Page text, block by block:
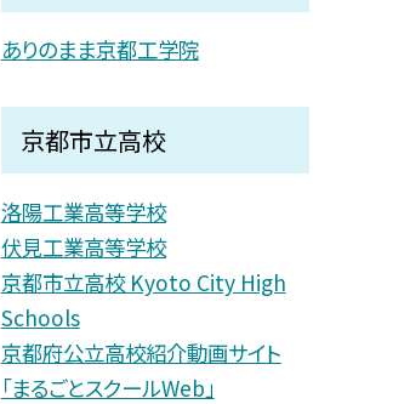
ありのまま京都工学院
京都市立高校
洛陽工業高等学校
伏見工業高等学校
京都市立高校 Kyoto City High
Schools
京都府公立高校紹介動画サイト
「まるごとスクールWeb」